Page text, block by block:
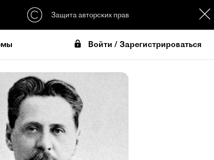
Защита авторских прав
Войти / Зарегистрироваться